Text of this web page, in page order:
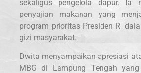
sekaligus pengelola dapur. Ia
penyajian makanan yang
program prioritas Presiden RI
gizi masyarakat.
Dwita menyampaikan apresiasi
MBG di Lampung Tengah